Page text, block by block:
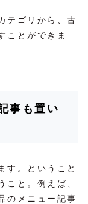
テゴリから、古
ことができま
事も置い
す。ということ
こと。例えば、
のメニュー記事